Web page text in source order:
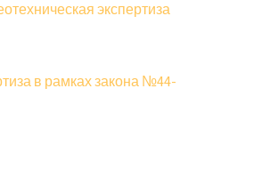
экспертиза
в рамках закона №44-